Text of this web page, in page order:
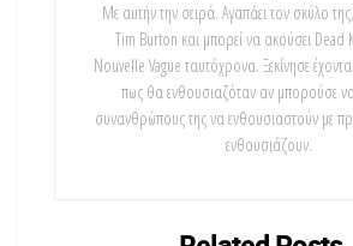
Με αυτήν την σειρά. Αγαπάει τον σκύλο της,
Tim Burton και μπορεί να ακούσει Dead
Nouvelle Vague ταυτόχρονα. Ξεκίνησε
πως θα ενθουσιαζόταν αν μπορούσε να
συνανθρώπους της να ενθουσιαστούν με
ενθουσιάζουν.